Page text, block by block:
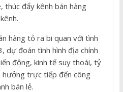
thúc đẩy kênh bán hàng
hàng tỏ ra bi quan với tình
dự đoán tình hình địa chính
động, kinh tế suy thoái, tỷ
trực tiếp đến công
bán lẻ.